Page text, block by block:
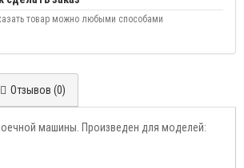
товар можно любыми способами
Отзывов (0)
машины. Произведен для моделей: